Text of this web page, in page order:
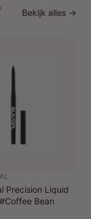
Bekijk alles →
Precision Liquid
Bean